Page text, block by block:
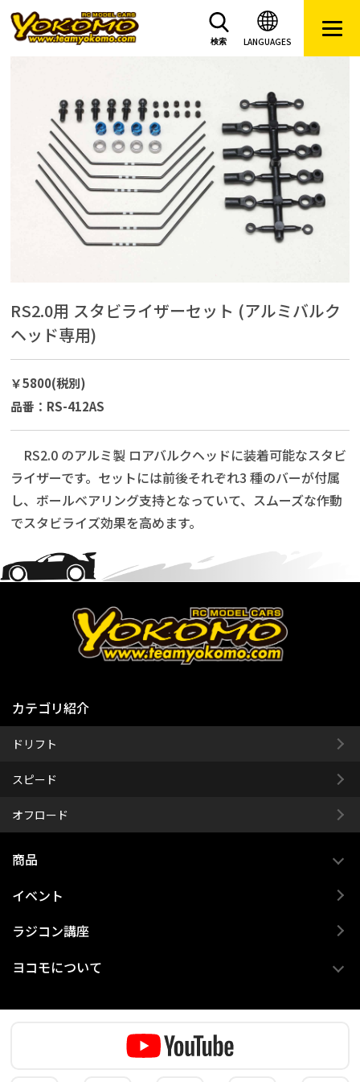
LANGUAGES
検索
RS2.0用 スタビライザーセット (アルミバルク
ヘッド専用)
￥5800(税別)
品番：RS-412AS
RS2.0 のアルミ製 ロアバルクヘッドに装着可能なスタビ
ライザーです。セットには前後それぞれ3 種のバーが付属
し、ボールベアリング支持となっていて、スムーズな作動
でスタビライズ効果を高めます。
カテゴリ紹介
ドリフト
スピード
オフロード
商品
イベント
ラジコン講座
ヨコモについて